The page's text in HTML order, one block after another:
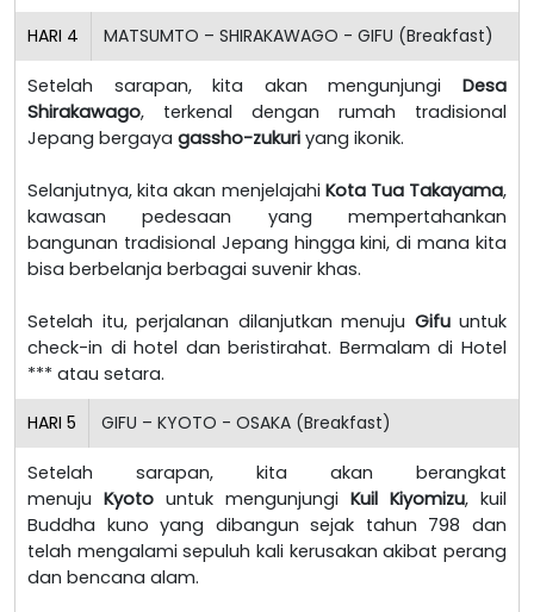
HARI 4 MATSUMTO – SHIRAKAWAGO - GIFU (Breakfast)
Setelah sarapan, kita akan mengunjungi Desa
Shirakawago, terkenal dengan rumah tradisional
Jepang bergaya gassho-zukuri yang ikonik.
Selanjutnya, kita akan menjelajahi Kota Tua Takayama,
kawasan pedesaan yang mempertahankan
bangunan tradisional Jepang hingga kini, di mana kita
bisa berbelanja berbagai suvenir khas.
Setelah itu, perjalanan dilanjutkan menuju Gifuuntuk
check-in di hotel dan beristirahat. Bermalam di Hotel
*** atau setara.
HARI 5 GIFU – KYOTO - OSAKA (Breakfast)
Setelah sarapan, kita akan berangkat
menuju Kyoto untuk mengunjungi Kuil Kiyomizu, kuil
Buddha kuno yang dibangun sejak tahun 798 dan
telah mengalami sepuluh kali kerusakan akibat perang
dan bencana alam.